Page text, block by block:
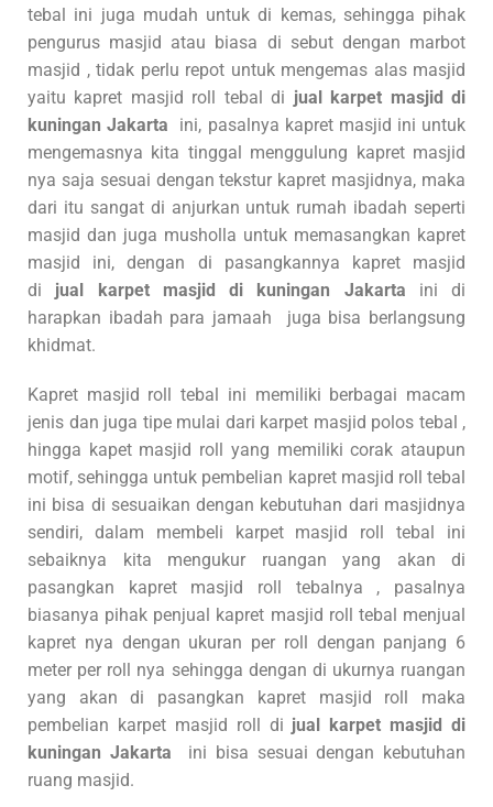
tebal ini juga mudah untuk di kemas, sehingga pihak
pengurus masjid atau biasa di sebut dengan marbot
masjid , tidak perlu repot untuk mengemas alas masjid
yaitu kapret masjid roll tebal di jual karpet masjid di
kuningan Jakarta ini, pasalnya kapret masjid ini untuk
mengemasnya kita tinggal menggulung kapret masjid
nya saja sesuai dengan tekstur kapret masjidnya, maka
dari itu sangat di anjurkan untuk rumah ibadah seperti
masjid dan juga musholla untuk memasangkan kapret
masjid ini, dengan di pasangkannya kapret masjid
di jual karpet masjid di kuningan Jakarta ini di
harapkan ibadah para jamaah juga bisa berlangsung
khidmat.
Kapret masjid roll tebal ini memiliki berbagai macam
jenis dan juga tipe mulai dari karpet masjid polos tebal ,
hingga kapet masjid roll yang memiliki corak ataupun
motif, sehingga untuk pembelian kapret masjid roll tebal
ini bisa di sesuaikan dengan kebutuhan dari masjidnya
sendiri, dalam membeli karpet masjid roll tebal ini
sebaiknya kita mengukur ruangan yang akan di
pasangkan kapret masjid roll tebalnya , pasalnya
biasanya pihak penjual kapret masjid roll tebal menjual
kapret nya dengan ukuran per roll dengan panjang 6
meter per roll nya sehingga dengan di ukurnya ruangan
yang akan di pasangkan kapret masjid roll maka
pembelian karpet masjid roll di jual karpet masjid di
kuningan Jakarta ini bisa sesuai dengan kebutuhan
ruang masjid.